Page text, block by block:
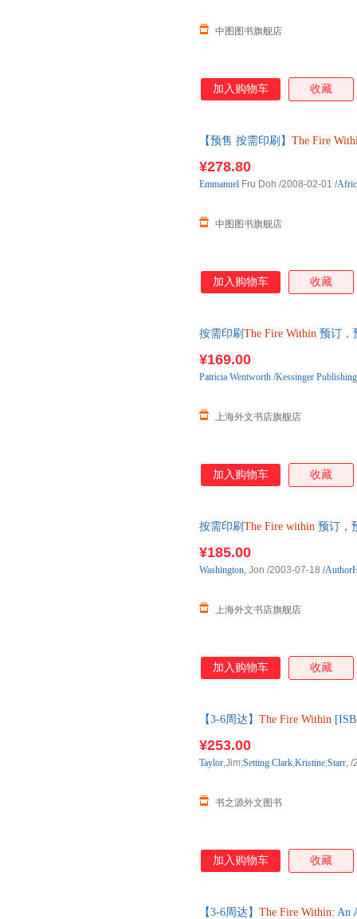
中图图书旗舰店
加入购物车 收藏
【预售 按需印刷】 The Fire
¥278.80
中图图书旗舰店
Emmanuel Fru Doh /2008-02-01 /
加入购物车 收藏
按需印刷 The Fire Within 预订，
¥169.00
上海外文书店旗舰店
Patricia Wentworth /Kessinger Publishing
加入购物车 收藏
按需印刷 The Fire within 预订，
¥185.00
上海外文书店旗舰店
Washington, Jon /2003-07-18 /
加入购物车 收藏
【3-6周达】 The Fire Within
¥253.00
书之源外文图书
Taylor,Jim;Setting Clark,Kristine;Starr, /
加入购物车 收藏
【3-6周达】 The Fire Within: An